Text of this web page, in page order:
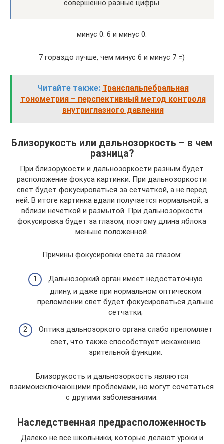
совершенно разные цифры.
минус 0. 6 и минус 0.
7 гораздо лучше, чем минус 6 и минус 7 =)
Читайте также: Транспальпебральная
тонометрия – перспективный метод контроля
внутриглазного давления
Близорукость или дальнозоркость – в чем
разница?
При близорукости и дальнозоркости разным будет
расположение фокуса картинки. При дальнозоркости
свет будет фокусироваться за сетчаткой, а не перед
ней. В итоге картинка вдали получается нормальной, а
вблизи нечеткой и размытой. При дальнозоркости
фокусировка будет за глазом, поэтому длина яблока
меньше положенной.
Причины фокусировки света за глазом:
Дальнозоркий орган имеет недостаточную
длину, и даже при нормальном оптическом
преломлении свет будет фокусироваться дальше
сетчатки;
Оптика дальнозоркого органа слабо преломляет
свет, что также способствует искажению
зрительной функции.
Близорукость и дальнозоркость являются
взаимоисключающими проблемами, но могут сочетаться
с другими заболеваниями.
Наследственная предрасположенность
Далеко не все школьники, которые делают уроки и